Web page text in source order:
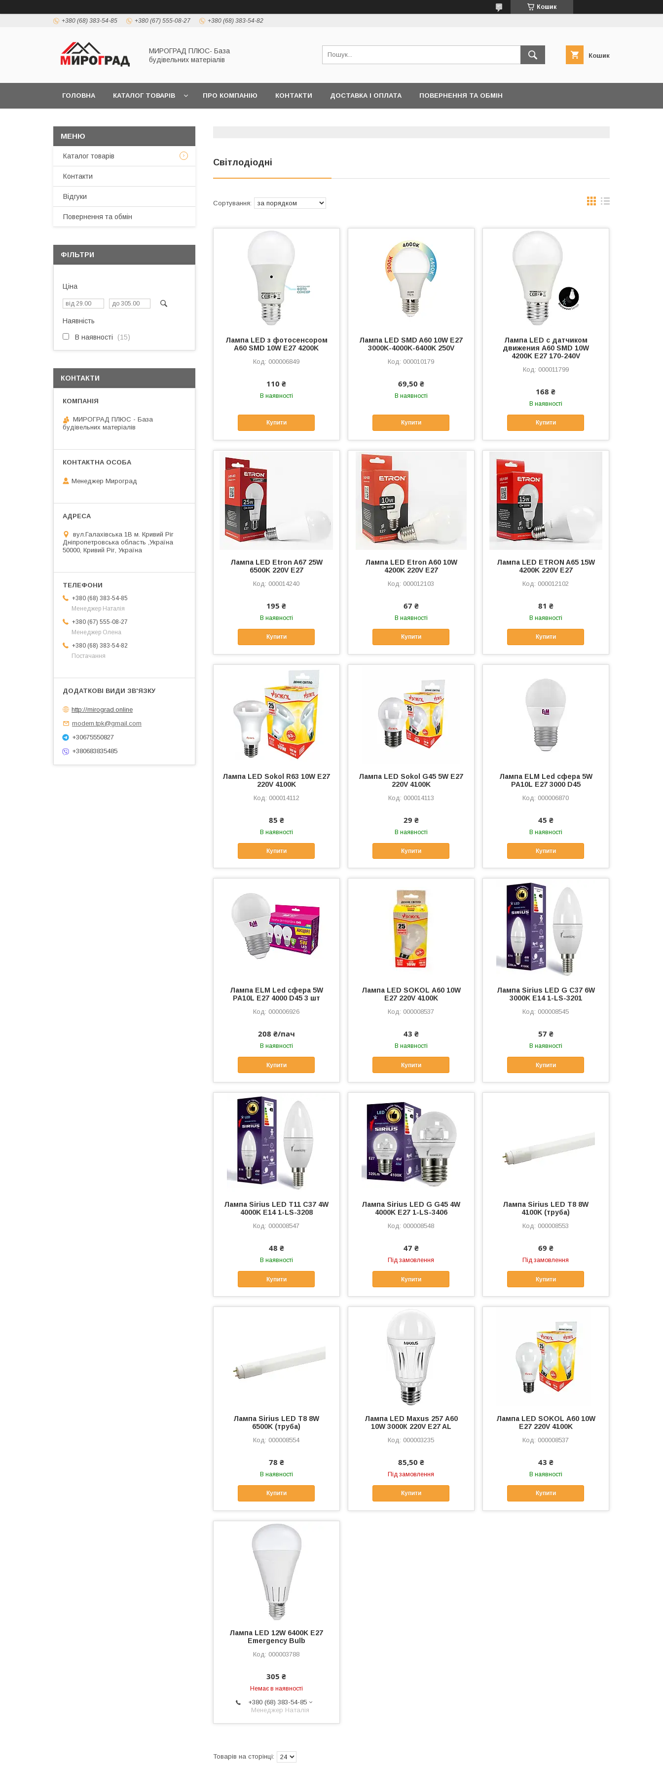
Кошик
+380 (68) 383-54-85 +380 (67) 555-08-27 +380 (68) 383-54-82
МИРОГРАД ПЛЮС- База
будівельних матеріалів
Кошик
ГОЛОВНА КАТАЛОГ ТОВАРІВ ПРО КОМПАНІЮ КОНТАКТИ ДОСТАВКА І ОПЛАТА ПОВЕРНЕННЯ ТА ОБМІН
Світлодіодні
Лампа LED з фотосенсором
А60 SMD 10W E27 4200K
000006849
110 ₴
В наявності
Купити
Лампа LED SMD A60 10W E27
3000K-4000K-6400K 250V
000010179
69,50 ₴
В наявності
Купити
Лампа LED с датчиком
движения А60 SMD 10W
4200K E27 170-240V
000011799
168 ₴
В наявності
Купити
Лампа LED Etron A67 25W
6500K 220V E27
000014240
195 ₴
В наявності
Купити
Лампа LED Etron A60 10W
4200K 220V E27
000012103
67 ₴
В наявності
Купити
Лампа LED ETRON A65 15W
4200K 220V E27
000012102
81 ₴
В наявності
Купити
Лампа LED Sokol R63 10W E27
220V 4100K
000014112
85 ₴
В наявності
Купити
Лампа LED Sokol G45 5W E27
220V 4100K
000014113
29 ₴
В наявності
Купити
Лампа ELM Led сфера 5W
PA10L E27 3000 D45
000006870
45 ₴
В наявності
Купити
Лампа ELM Led сфера 5W
PA10L E27 4000 D45 3 шт
000006926
208 ₴/пач
В наявності
Купити
Лампа LED SOKOL А60 10W
E27 220V 4100K
000008537
43 ₴
В наявності
Купити
Лампа Sirius LED G C37 6W
3000K E14 1-LS-3201
000008545
57 ₴
В наявності
Купити
Лампа Sirius LED T11 C37 4W
4000K E14 1-LS-3208
000008547
48 ₴
В наявності
Купити
Лампа Sirius LED G G45 4W
4000K E27 1-LS-3406
000008548
47 ₴
Під замовлення
Купити
Лампа Sirius LED T8 8W
4100K (труба)
000008553
69 ₴
Під замовлення
Купити
Лампа Sirius LED T8 8W
6500K (труба)
000008554
78 ₴
В наявності
Купити
Лампа LED Maxus 257 А60
10W 3000К 220V E27 AL
000003235
85,50 ₴
Під замовлення
Купити
Лампа LED SOKOL А60 10W
E27 220V 4100K
000008537
43 ₴
В наявності
Купити
Лампа LED 12W 6400K E27
Emergency Bulb
000003788
305 ₴
Немає в наявності
+380 (68) 383-54-85
Менеджер Наталія
Каталог товарів
Контакти
Відгуки
Повернення та обмін
ФІЛЬТРИ
Ціна
Наявність
В наявності 15
КОНТАКТИ
МИРОГРАД ПЛЮС - База
будівельних матеріалів
Менеджер Мироград
вул.Галахівська 1В м. Кривий Ріг
Дніпропетровська область ,Україна
50000, Кривий Ріг, Україна
+380 (68) 383-54-85
Менеджер Наталія
+380 (67) 555-08-27
Менеджер Олена
+380 (68) 383-54-82
Постачання
http://mirograd.online
modern.tpk@gmail.com
+30675550827
+380683835485